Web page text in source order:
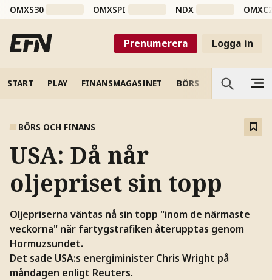
OMXS30 OMXSPI NDX
Prenumerera Logga in
START PLAY FINANSMAGASINET BÖRS VETENSKAP
BÖRS OCH FINANS
USA: Då når
oljepriset sin topp
Oljepriserna väntas nå sin topp "inom de närmaste
veckorna" när fartygstrafiken återupptas genom
Hormuzsundet.
Det sade USA:s energiminister Chris Wright på
måndagen enligt Reuters.